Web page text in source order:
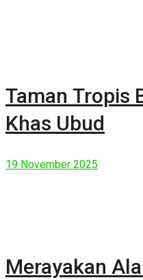
Taman Tropis
Khas Ubud
19 November 2025
Merayakan